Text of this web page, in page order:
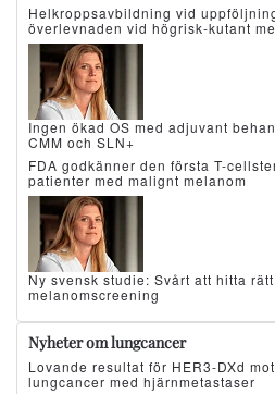
Helkroppsavbildning vid
överlevnaden vid högrisk-kutant
Ingen ökad OS med adjuvant
CMM och SLN+
FDA godkänner den första T-
patienter med malignt melanom
Ny svensk studie: Svårt att hitta
melanomscreening
Nyheter om lungcancer
Lovande resultat för HER3-DXd
lungcancer med hjärnmetastaser